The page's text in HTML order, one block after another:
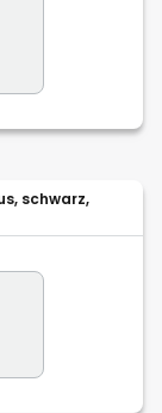
schwarz,